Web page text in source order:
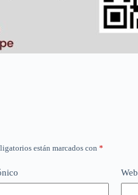
están marcados con *
Web